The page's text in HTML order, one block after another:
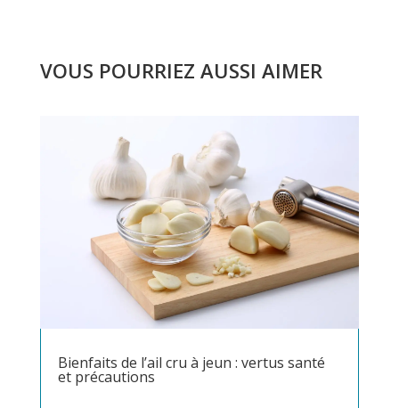
VOUS POURRIEZ AUSSI AIMER
Bienfaits de l’ail cru à jeun : vertus santé
et précautions